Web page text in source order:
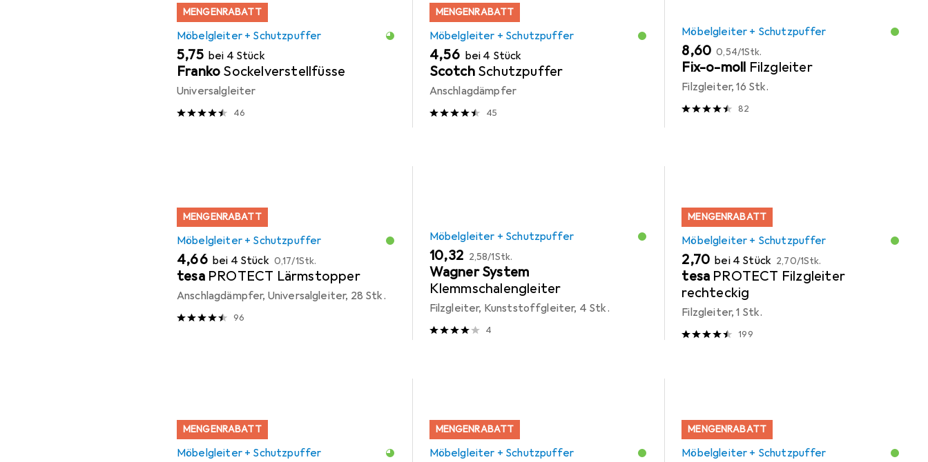
MENGENRABATT
Möbelgleiter + Schutzpuffer
EUR
5,75 bei 4 Stück
Franko Sockelverstellfüsse
Universalgleiter
46
MENGENRABATT
Möbelgleiter + Schutzpuffer
EUR
4,56 bei 4 Stück
Scotch Schutzpuffer
Anschlagdämpfer
45
Möbelgleiter + Schutzpuffer
EUR
8,60 EUR
0,54/1Stk.
Fix-o-moll Filzgleiter
Filzgleiter, 16 Stk.
82
MENGENRABATT
Möbelgleiter + Schutzpuffer
EUR
4,66 bei 4 Stück EUR
0,17/1Stk.
tesa PROTECT Lärmstopper
Anschlagdämpfer, Universalgleiter, 28 Stk.
96
Möbelgleiter + Schutzpuffer
EUR
10,32 EUR
2,58/1Stk.
Wagner System
Klemmschalengleiter
Filzgleiter, Kunststoffgleiter, 4 Stk.
4
MENGENRABATT
Möbelgleiter + Schutzpuffer
EUR
2,70 bei 4 Stück EUR
2,70/1Stk.
tesa PROTECT Filzgleiter
rechteckig
Filzgleiter, 1 Stk.
199
MENGENRABATT
Möbelgleiter + Schutzpuffer
MENGENRABATT
Möbelgleiter + Schutzpuffer
MENGENRABATT
Möbelgleiter + Schutzpuffer